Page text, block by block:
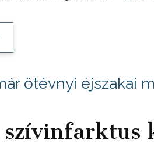
ötévnyi éjszakai